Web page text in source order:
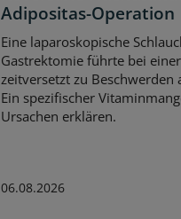
Adipositas-Operation
Eine laparoskopische
Gastrektomie führte bei
zeitversetzt zu Beschwerden
Ein spezifischer
Ursachen erklären.
06.08.2026